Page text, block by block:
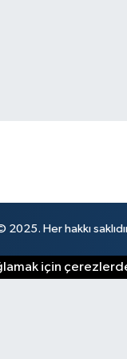
Her hakkı
için